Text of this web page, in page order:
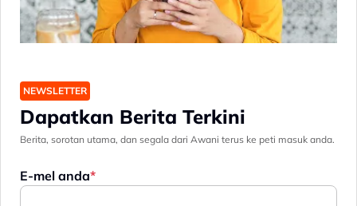
NEWSLETTER
Dapatkan Berita Terkini
Berita, sorotan utama, dan segala dari Awani terus ke peti masuk anda.
E-mel anda